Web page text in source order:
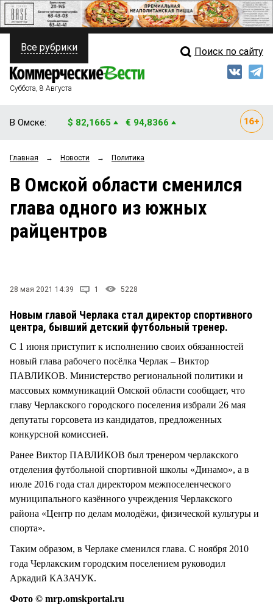
ПОЛИТИКА
ФИНАНСЫ
ОБЩЕСТВО
ЗАКОН
НОВОСТИ КОМПАНИЙ
Свежий выпуск
Рейтинги
Блоги
Все рубрики Поиск по сайту
Суббота, 8 Августа
В Омске: $ 82,1665 € 94,8366
Главная → Новости → Политика
В Омской области сменился
глава одного из южных
райцентров
28 мая 2021 14:39 1 5228
Новым главой Черлака стал директор спортивного
центра, бывший детский футбольный тренер.
С 1 июня приступит к исполнению своих обязанностей
новый глава рабочего посёлка Черлак – Виктор
ПАВЛИКОВ. Министерство региональной политики и
массовых коммуникаций Омской области сообщает, что
главу Черлакского городского поселения избрали 26 мая
депутаты горсовета из кандидатов, предложенных
конкурсной комиссией.
Ранее Виктор ПАВЛИКОВ был тренером черлакского
отделения футбольной спортивной школы «Динамо», а в
июле 2016 года стал директором межпоселенческого
муниципального казённого учреждения Черлакского
района «Центр по делам молодёжи, физической культуры и
спорта».
Таким образом, в Черлаке сменился глава. С ноября 2010
года Черлакским городским поселением руководил
Аркадий КАЗАЧУК.
Фото © mrp.omskportal.ru